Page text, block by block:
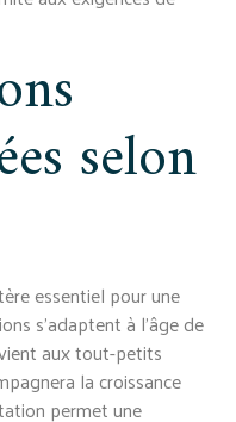
selon
essentiel pour une
s'adaptent à l'âge de
aux tout-petits
la croissance
permet une